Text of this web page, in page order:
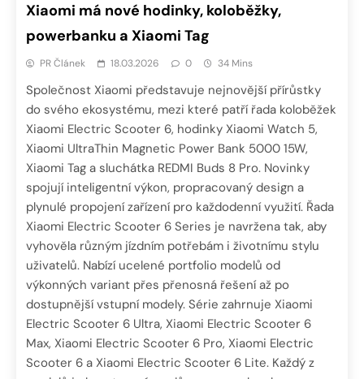
Xiaomi má nové hodinky, koloběžky,
powerbanku a Xiaomi Tag
PR Článek 18.03.2026 0 34 Mins
Společnost Xiaomi představuje nejnovější přírůstky
do svého ekosystému, mezi které patří řada koloběžek
Xiaomi Electric Scooter 6, hodinky Xiaomi Watch 5,
Xiaomi UltraThin Magnetic Power Bank 5000 15W,
Xiaomi Tag a sluchátka REDMI Buds 8 Pro. Novinky
spojují inteligentní výkon, propracovaný design a
plynulé propojení zařízení pro každodenní využití. Řada
Xiaomi Electric Scooter 6 Series je navržena tak, aby
vyhověla různým jízdním potřebám i životnímu stylu
uživatelů. Nabízí ucelené portfolio modelů od
výkonných variant přes přenosná řešení až po
dostupnější vstupní modely. Série zahrnuje Xiaomi
Electric Scooter 6 Ultra, Xiaomi Electric Scooter 6
Max, Xiaomi Electric Scooter 6 Pro, Xiaomi Electric
Scooter 6 a Xiaomi Electric Scooter 6 Lite. Každý z